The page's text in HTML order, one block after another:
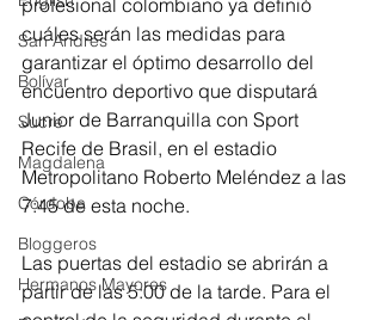
San Andres
Bolívar
Sucre
Magdalena
Córdoba
Bloggeros
Hermanos Mayores
cuáles serán las medidas para
garantizar el óptimo desarrollo del
encuentro deportivo que disputará
Junior de Barranquilla con Sport
Recife de Brasil, en el estadio
Metropolitano Roberto Meléndez a las
7:45 de esta noche.
Las puertas del estadio se abrirán a
partir de las 5:00 de la tarde. Para el